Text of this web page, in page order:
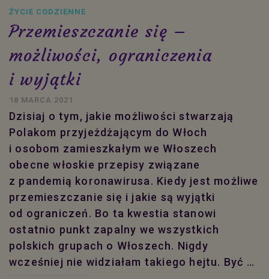
ŻYCIE CODZIENNE
Przemieszczanie się –
możliwości, ograniczenia
i wyjątki
18 MARCA 2021
Dzisiaj o tym, jakie możliwości stwarzają
Polakom przyjeżdżającym do Włoch
i osobom zamieszkałym we Włoszech
obecne włoskie przepisy związane
z pandemią koronawirusa. Kiedy jest możliwe
przemieszczanie się i jakie są wyjątki
od ograniczeń. Bo ta kwestia stanowi
ostatnio punkt zapalny we wszystkich
polskich grupach o Włoszech. Nigdy
wcześniej nie widziałam takiego hejtu. Być …